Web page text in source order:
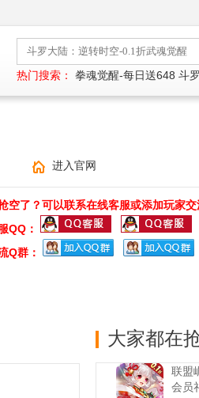
热门搜索： 拳魂觉醒-每日送648 斗罗
进入官网
空了？可以联系在线客服或添加玩家
QQ：
Q群：
大家都在
会员